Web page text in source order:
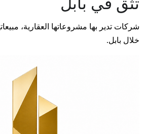
شركات تدير بها مشروعاتها العقارية،
خلال بابل.